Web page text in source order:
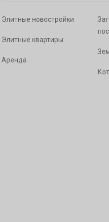
Элитные новостройки
Элитные квартиры
Аренда